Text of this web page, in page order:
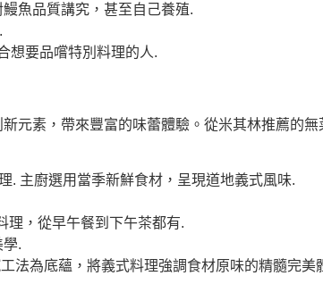
魚品質講究，甚至自己養殖.
想要品嚐特別料理的人.
元素，帶來豐富的味蕾體驗。從米其林推薦的
. 主廚選用當季新鮮食材，呈現道地義式風味.
理，從早午餐到下午茶都有.
學.
法為底蘊，將義式料理強調食材原味的精髓完美